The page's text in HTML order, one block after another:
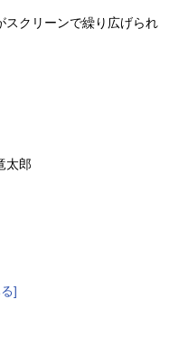
スクリーンで繰り広げられ
太郎